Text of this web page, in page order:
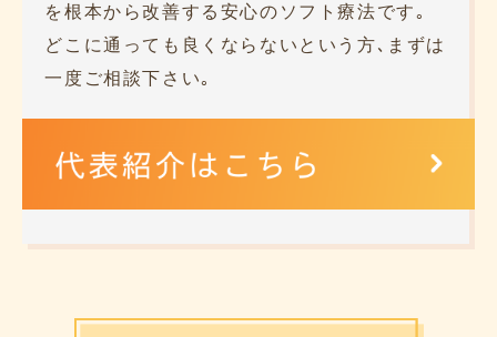
を根本から改善する安心のソフト療法です｡
どこに通っても良くならないという方､まずは
一度ご相談下さい｡